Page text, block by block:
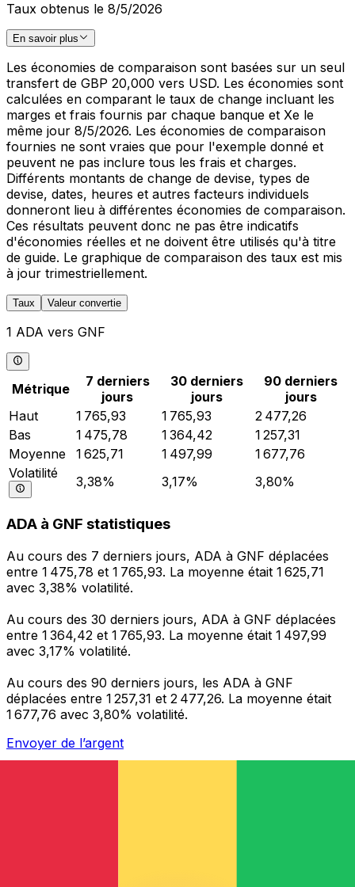
Taux obtenus le 8/5/2026
En savoir plus
Les économies de comparaison sont basées sur un seul
transfert de GBP 20,000 vers USD. Les économies sont
calculées en comparant le taux de change incluant les
marges et frais fournis par chaque banque et Xe le
même jour 8/5/2026. Les économies de comparaison
fournies ne sont vraies que pour l'exemple donné et
peuvent ne pas inclure tous les frais et charges.
Différents montants de change de devise, types de
devise, dates, heures et autres facteurs individuels
donneront lieu à différentes économies de comparaison.
Ces résultats peuvent donc ne pas être indicatifs
d'économies réelles et ne doivent être utilisés qu'à titre
de guide. Le graphique de comparaison des taux est mis
à jour trimestriellement.
Taux Valeur convertie
1 ADA vers GNF
Métrique
7 derniers
jours
30 derniers
jours
90 derniers
jours
Haut
1 765,93 1 765,93
2 477,26
Bas
1 475,78 1 364,42
1 257,31
Moyenne
1 625,71 1 497,99
1 677,76
Volatilité
3,38% 3,17% 3,80%
ADA à GNF statistiques
Au cours des 7 derniers jours, ADA à GNF déplacées
entre 1 475,78 et 1 765,93. La moyenne était 1 625,71
avec 3,38% volatilité.
Au cours des 30 derniers jours, ADA à GNF déplacées
entre 1 364,42 et 1 765,93. La moyenne était 1 497,99
avec 3,17% volatilité.
Au cours des 90 derniers jours, les ADA à GNF
déplacées entre 1 257,31 et 2 477,26. La moyenne était
1 677,76 avec 3,80% volatilité.
Envoyer de l’argent